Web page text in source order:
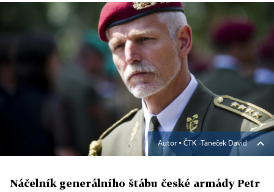
Autor ▪ ČTK -Taneček David
Náčelník generálního štábu české armády Petr